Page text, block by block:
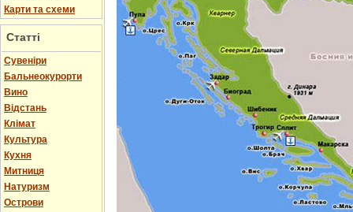
Карти та схеми
Статті
Cувеніри
Бальнеокурорти
Вино
Відстань
Клімат
Культура
Кухня
Митниця
Натуризм
Острови